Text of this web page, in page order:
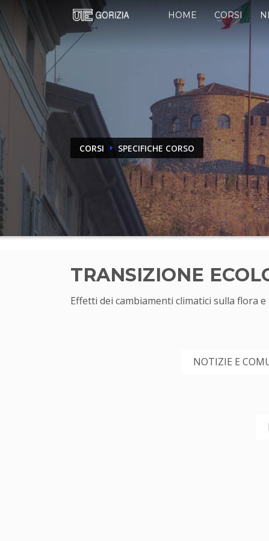
HOME CORSI
CORSI SPECIFICHE CORSO
TRANSIZIONE
Effetti dei cambiamenti climatici sulla flora e
NOTIZIE E